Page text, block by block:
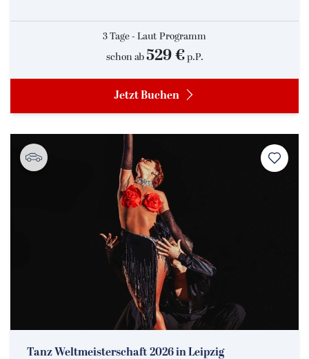
3 Tage - Laut Programm
schon ab 529 €p.P.
Jetzt Buchen
Tanz Weltmeisterschaft 2026 in Leipzig